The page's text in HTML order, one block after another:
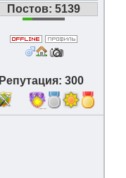
Постов: 5139
Репутация: 300
11